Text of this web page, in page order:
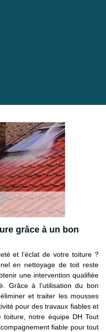
grâce à un bon
et l’éclat de votre toiture ?
en nettoyage de toit reste
une intervention qualifiée
Grâce à l’utilisation du bon
et traiter les mousses
pour des travaux fiables et
notre équipe DH Tout
fiable pour tout